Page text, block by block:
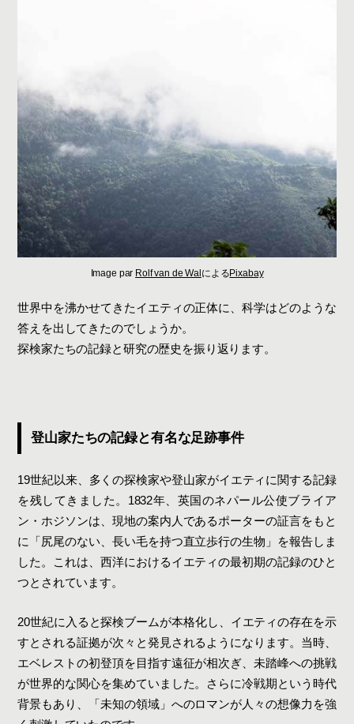
Image par Rolf van de Wal によるPixabay
世界中を沸かせてきたイエティの正体に、科学はどのような
答えを出してきたのでしょうか。
探検家たちの記録と研究の歴史を振り返ります。
登山家たちの記録と有名な足跡事件
19世紀以来、多くの探検家や登山家がイエティに関する記録
を残してきました。1832年、英国のネパール公使ブライア
ン・ホジソンは、現地の案内人であるポーターの証言をもと
に「尻尾のない、長い毛を持つ直立歩行の生物」を報告しま
した。これは、西洋におけるイエティの最初期の記録のひと
つとされています。
20世紀に入ると探検ブームが本格化し、イエティの存在を示
すとされる証拠が次々と発見されるようになります。当時、
エベレストの初登頂を目指す遠征が相次ぎ、未踏峰への挑戦
が世界的な関心を集めていました。さらに冷戦期という時代
背景もあり、「未知の領域」へのロマンが人々の想像力を強